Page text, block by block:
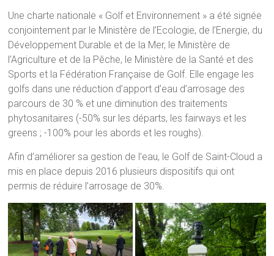
Une charte nationale « Golf et Environnement » a été signée
conjointement par le Ministère de l’Ecologie, de l’Energie, du
Développement Durable et de la Mer, le Ministère de
l’Agriculture et de la Pêche, le Ministère de la Santé et des
Sports et la Fédération Française de Golf. Elle engage les
golfs dans une réduction d’apport d’eau d’arrosage des
parcours de 30 % et une diminution des traitements
phytosanitaires (-50% sur les départs, les fairways et les
greens ; -100% pour les abords et les roughs).
Afin d’améliorer sa gestion de l’eau, le Golf de Saint-Cloud a
mis en place depuis 2016 plusieurs dispositifs qui ont
permis de réduire l’arrosage de 30%.